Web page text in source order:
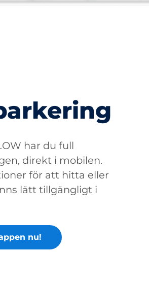
har du full
direkt i mobilen.
för att hitta eller
lätt tillgängligt i
nu!